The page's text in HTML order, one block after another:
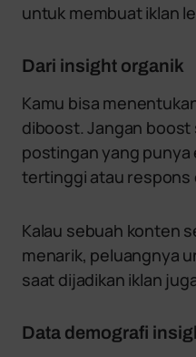
untuk membuat iklan
Dari insight organik
Kamu bisa
diboost. Jangan boost
postingan yang
tertinggi atau respons
Kalau sebuah konten
menarik, peluangnya
saat dijadikan iklan
Data demografi